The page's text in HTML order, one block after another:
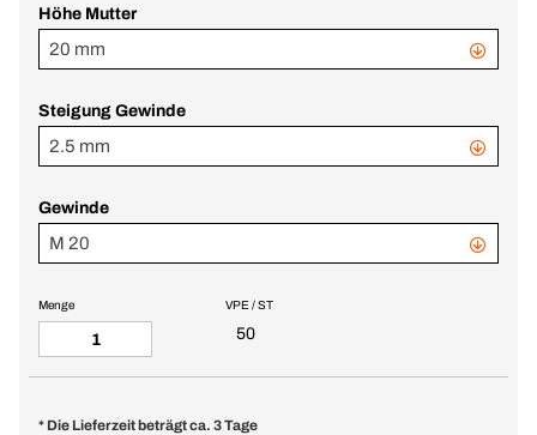
Höhe Mutter
20 mm
Steigung Gewinde
2.5 mm
Gewinde
M 20
VPE / ST
50
Menge
* Die Lieferzeit beträgt ca. 3 Tage